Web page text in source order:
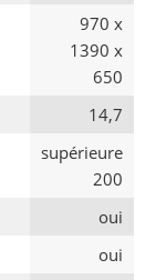
970 x
1390 x
650
14,7
supérieure
200
oui
oui